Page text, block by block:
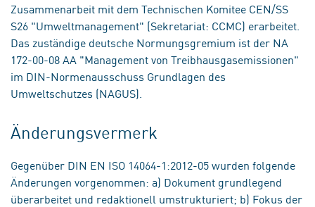
Zusammenarbeit mit dem Technischen Komitee CEN/SS
S26 "Umweltmanagement" (Sekretariat: CCMC) erarbeitet.
Das zuständige deutsche Normungsgremium ist der NA
172-00-08 AA "Management von Treibhausgasemissionen"
im DIN-Normenausschuss Grundlagen des
Umweltschutzes (NAGUS).
Änderungsvermerk
Gegenüber DIN EN ISO 14064-1:2012-05 wurden folgende
Änderungen vorgenommen: a) Dokument grundlegend
überarbeitet und redaktionell umstrukturiert; b) Fokus der